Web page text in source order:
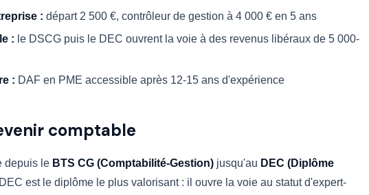
: départ 2 500 €, contrôleur de gestion à 4 000 € en 5 ans
: le DSCG puis le DEC ouvrent la voie à des revenus libéraux de 5 000-
: DAF en PME accessible après 12-15 ans d'expérience
comptable
depuis le BTS CG (Comptabilité-Gestion) jusqu'au DEC (Diplôme
est le diplôme le plus valorisant : il ouvre la voie au statut d'expert-